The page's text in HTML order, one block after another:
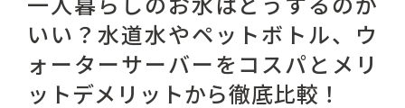
新規お申し込み
マイページログイン
いい？水道水やペットボトル、ウ
ォーターサーバーをコスパとメリ
ットデメリットから徹底比較！